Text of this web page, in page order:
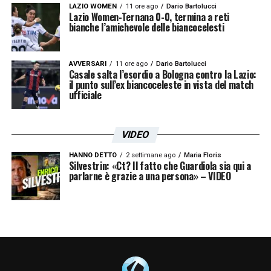
LA PLAYLIST DELLE NOSTRE TOP NEWS
LAZIO WOMEN 11 ore ago Dario Bartolucci
Lazio Women-Ternana 0-0, termina a reti
bianche l’amichevole delle biancocelesti
AVVERSARI 11 ore ago Dario Bartolucci
Casale salta l’esordio a Bologna contro la Lazio:
il punto sull’ex biancoceleste in vista del match
ufficiale
VIDEO
HANNO DETTO 2 settimane ago Maria Floris
Silvestrin: «Ct? Il fatto che Guardiola sia qui a
parlarne è grazie a una persona» – VIDEO